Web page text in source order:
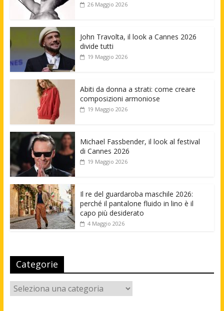
26 Maggio 2026
John Travolta, il look a Cannes 2026
divide tutti
19 Maggio 2026
Abiti da donna a strati: come creare
composizioni armoniose
19 Maggio 2026
Michael Fassbender, il look al festival
di Cannes 2026
19 Maggio 2026
Il re del guardaroba maschile 2026:
perché il pantalone fluido in lino è il
capo più desiderato
4 Maggio 2026
Categorie
Categorie